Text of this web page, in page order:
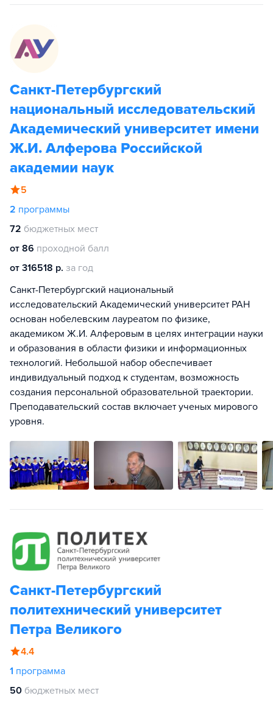
Санкт-Петербургский
национальный исследовательский
Академический университет имени
Ж.И. Алферова Российской
академии наук
5
2 программы
72 бюджетных мест
от 86 проходной балл
от 316518 р. за год
Санкт-Петербургский национальный
исследовательский Академический университет РАН
основан нобелевским лауреатом по физике,
академиком Ж.И. Алферовым в целях интеграции науки
и образования в области физики и информационных
технологий. Небольшой набор обеспечивает
индивидуальный подход к студентам, возможность
создания персональной образовательной траектории.
Преподавательский состав включает ученых мирового
уровня.
Санкт-Петербургский
политехнический университет
Петра Великого
4.4
1 программа
50 бюджетных мест